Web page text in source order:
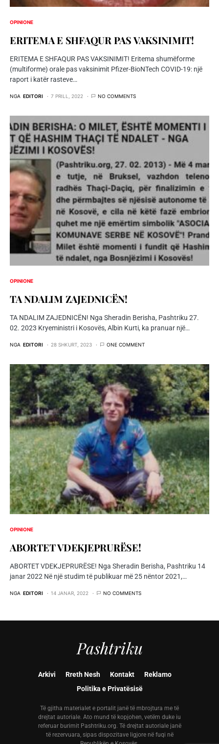
OPINIONE
ERITEMA E SHFAQUR PAS VAKSINIMIT!
ERITEMA E SHFAQUR PAS VAKSINIMIT! Eritema shumëforme
(multiforme) orale pas vaksinimit Pfizer-BioNTech COVID-19: një
raport i katër rasteve…
NGA EDITORI 7 PRILL, 2022 NO COMMENTS
OPINIONE
TA NDALIM ZAJEDNICËN!
TA NDALIM ZAJEDNICËN! Nga Sheradin Berisha, Pashtriku 27.
02. 2023 Kryeministri i Kosovës, Albin Kurti, ka pranuar një…
NGA EDITORI 28 SHKURT, 2023 ONE COMMENT
OPINIONE
ABORTET VDEKJEPRURËSE!
ABORTET VDEKJEPRURËSE! Nga Sheradin Berisha, Pashtriku 14
janar 2022 Në një studim të publikuar më 25 nëntor 2021,…
NGA EDITORI 14 JANAR, 2022 NO COMMENTS
Pashtriku
Arkivi Rreth Nesh Kontakt
Reklamo
Politika e Privatësisë
Të gjitha materialet e portalit janë të mbrojtura me të
drejtat autoriale. Ato mund të kopjohen, vetëm duke iu
referuar burimit Pashtriku.org. Të drejtat autoriale janë
të rezervuara, sipas dispozitave ligjore në fuqi në